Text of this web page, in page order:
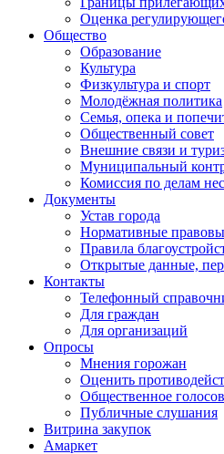
Оценка
Общество
Образование
Культура
Физкультура и спорт
Молодёжная политика
Семья, опека и
Общественный совет
Внешние связи и
Муниципальный
Комиссия по делам
Документы
Устав города
Нормативные
Правила
Открытые данные,
Контакты
Телефонный
Для граждан
Для организаций
Опросы
Мнения горожан
Оценить
Общественное
Публичные слушания
Витрина закупок
Амаркет